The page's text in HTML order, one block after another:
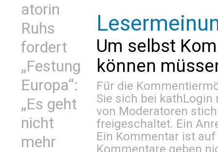
atorin
Ruhs
fordert
„Festung
Europa“:
„Es geht
nicht
mehr
Um selbst
können
Für die
Sie sich bei kathLogin
von Moderatoren
freigeschaltet. Ein
Ein Kommentar ist
Kommentare geben